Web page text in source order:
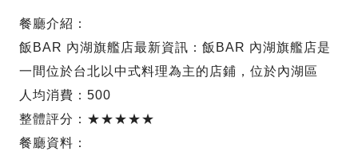
餐廳介紹：
飯BAR 內湖旗艦店最新資訊：飯BAR 內湖旗艦店是
一間位於台北以中式料理為主的店鋪，位於內湖區
人均消費：500
整體評分：★★★★★
餐廳資料：